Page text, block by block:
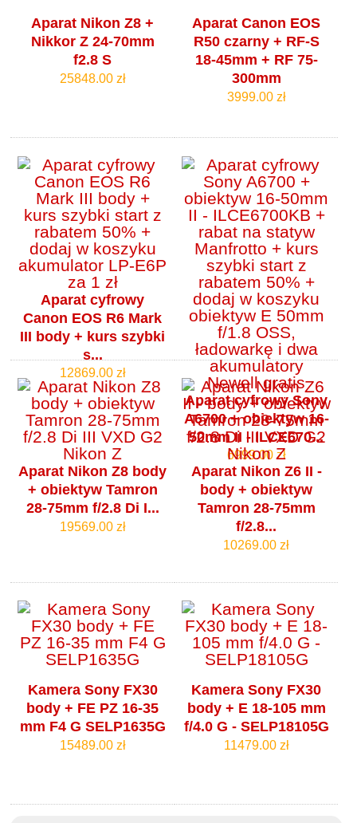
Aparat Nikon Z8 +
Nikkor Z 24-70mm
f2.8 S
25848.00 zł
Aparat Canon EOS
R50 czarny + RF-S
18-45mm + RF 75-
300mm
3999.00 zł
Aparat cyfrowy
Canon EOS R6 Mark
III body + kurs szybki
s...
12869.00 zł
Aparat cyfrowy Sony
A6700 + obiektyw 16-
50mm II - ILCE670...
6999.00 zł
Aparat Nikon Z8 body
+ obiektyw Tamron
28-75mm f/2.8 Di I...
19569.00 zł
Aparat Nikon Z6 II -
body + obiektyw
Tamron 28-75mm
f/2.8...
10269.00 zł
Kamera Sony FX30
body + FE PZ 16-35
mm F4 G SELP1635G
15489.00 zł
Kamera Sony FX30
body + E 18-105 mm
f/4.0 G - SELP18105G
11479.00 zł